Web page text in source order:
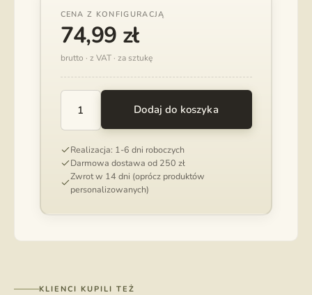
CENA Z KONFIGURACJĄ
74,99 zł
brutto · z VAT · za sztukę
ILOŚĆ
PUDEŁKO
NA
ZDJĘCIA
10X15
CM
Dodaj do koszyka
Realizacja: 1-6 dni roboczych
Darmowa dostawa od 250 zł
Zwrot w 14 dni (oprócz produktów
personalizowanych)
KLIENCI KUPILI TEŻ